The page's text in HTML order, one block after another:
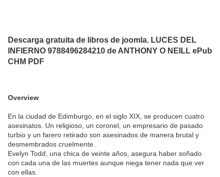
Descarga gratuita de libros de joomla. LUCES DEL
INFIERNO 9788496284210 de ANTHONY O NEILL ePub
CHM PDF
Overview
En la ciudad de Edimburgo, en el siglo XIX, se producen cuatro
asesinatos. Un religioso, un coronel, un empresario de pasado
turbio y un farero retirado son asesinados de manera brutal y
desmembrados cruelmente.
Evelyn Todd, una chica de veinte años, asegura haber soñado
con cada una de las muertes aunque niega tener nada que ver
con ellas.